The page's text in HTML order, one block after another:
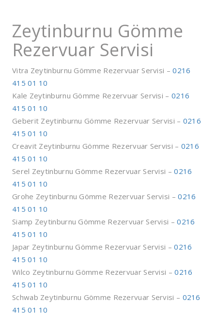
Zeytinburnu Gömme
Rezervuar Servisi
Vitra Zeytinburnu Gömme Rezervuar Servisi –0216
415 01 10
Kale Zeytinburnu Gömme Rezervuar Servisi – 0216
415 01 10
Geberit Zeytinburnu Gömme Rezervuar Servisi – 0216
415 01 10
Creavit Zeytinburnu Gömme Rezervuar Servisi – 0216
415 01 10
Serel Zeytinburnu Gömme Rezervuar Servisi –0216
415 01 10
Grohe Zeytinburnu Gömme Rezervuar Servisi –0216
415 01 10
Siamp Zeytinburnu Gömme Rezervuar Servisi –0216
415 01 10
Japar Zeytinburnu Gömme Rezervuar Servisi –0216
415 01 10
Wilco Zeytinburnu Gömme Rezervuar Servisi –0216
415 01 10
Schwab Zeytinburnu Gömme Rezervuar Servisi – 0216
415 01 10